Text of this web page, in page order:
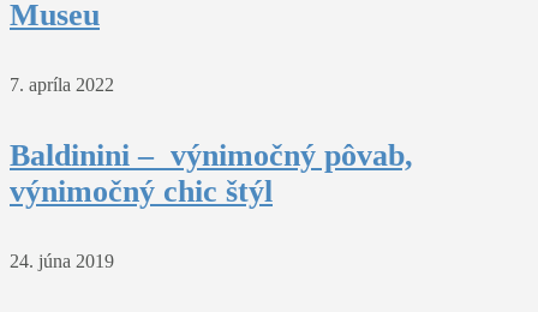
Museu
7. apríla 2022
Baldinini – výnimočný pôvab,
výnimočný chic štýl
24. júna 2019